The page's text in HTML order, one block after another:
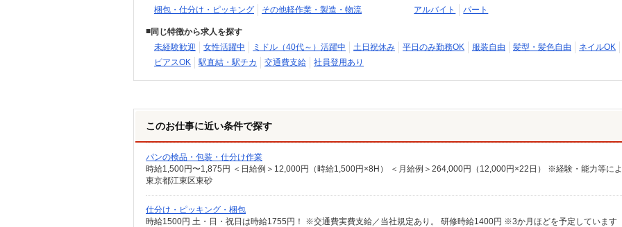
梱包・仕分け・ピッキング
その他軽作業・製造・物流
アルバイト
パート
同じ特徴から求人を探す
未経験歓迎
女性活躍中 ミドル（40代～）活躍中 土日祝休み 平日のみ勤務OK 服装自由 髪型・髪色自由
ネイルOK
ピアスOK
駅直結・駅チカ 交通費支給 社員登用あり
このお仕事に近い条件で探す
パンの検品・包装・仕分け作業
時給1,500円〜1,875円 ＜日給例＞12,000円（時給1,500円×8H） ＜月給例＞264,000円（12,000円×22日） ※経験・能力等に
東京都江東区東砂
仕分け・ピッキング・梱包
時給1500円 土・日・祝日は時給1755円！ ※交通費実費支給／当社規定あり。 研修時給1400円 ※3か月ほどを予定しています